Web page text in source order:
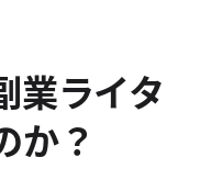
業ライタ
か？